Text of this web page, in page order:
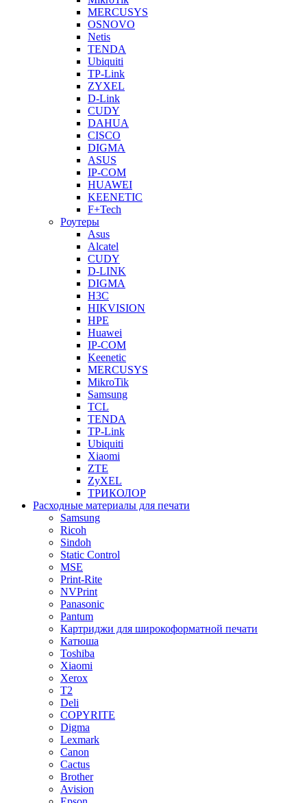
MERCUSYS
OSNOVO
Netis
TENDA
Ubiquiti
TP-Link
ZYXEL
D-Link
CUDY
DAHUA
CISCO
DIGMA
ASUS
IP-COM
HUAWEI
KEENETIC
F+Tech
Роутеры
Asus
Alcatel
CUDY
D-LINK
DIGMA
H3C
HIKVISION
HPE
Huawei
IP-COM
Keenetic
MERCUSYS
MikroTik
Samsung
TCL
TENDA
TP-Link
Ubiquiti
Xiaomi
ZTE
ZyXEL
ТРИКОЛОР
Расходные материалы для печати
Samsung
Ricoh
Sindoh
Static Control
MSE
Print-Rite
NVPrint
Panasonic
Pantum
Картриджи для широкоформатной печати
Катюша
Toshiba
Xiaomi
Xerox
T2
Deli
COPYRITE
Digma
Lexmark
Canon
Cactus
Brother
Avision